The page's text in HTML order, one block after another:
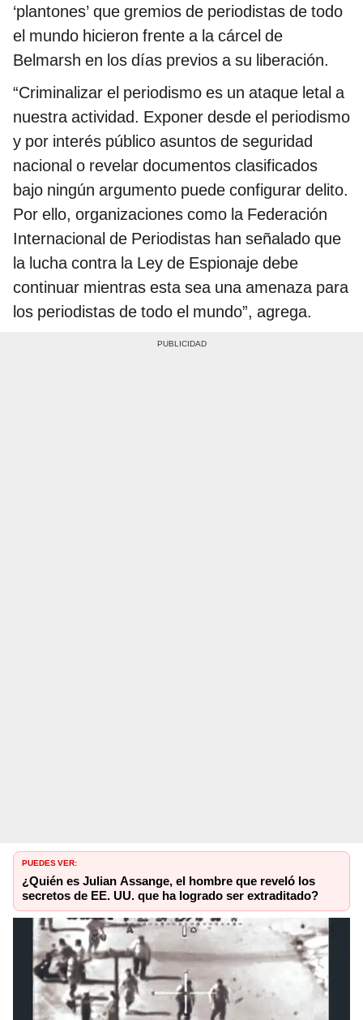
‘plantones’ que gremios de periodistas de todo
el mundo hicieron frente a la cárcel de
Belmarsh en los días previos a su liberación.
“Criminalizar el periodismo es un ataque letal a
nuestra actividad. Exponer desde el periodismo
y por interés público asuntos de seguridad
nacional o revelar documentos clasificados
bajo ningún argumento puede configurar delito.
Por ello, organizaciones como la Federación
Internacional de Periodistas han señalado que
la lucha contra la Ley de Espionaje debe
continuar mientras esta sea una amenaza para
los periodistas de todo el mundo”, agrega.
PUEDES VER:
¿Quién es Julian Assange, el hombre que reveló los
secretos de EE. UU. que ha logrado ser extraditado?